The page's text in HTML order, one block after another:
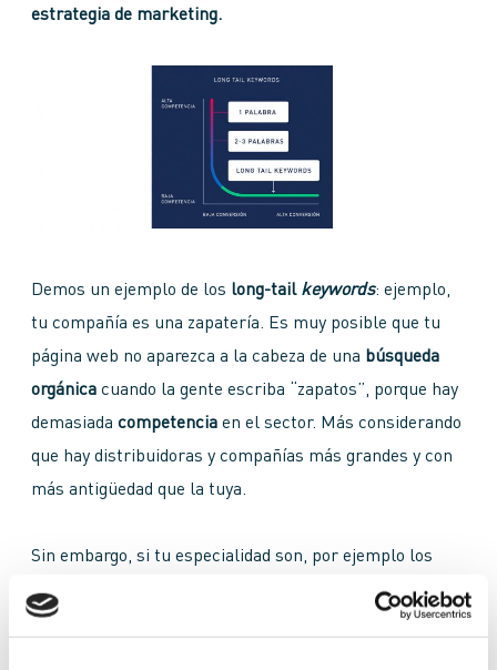
estrategia de marketing.
Demos un ejemplo de los long-tail keywords: ejemplo,
tu compañía es una zapatería. Es muy posible que tu
página web no aparezca a la cabeza de una búsqueda
orgánica cuando la gente escriba “zapatos”, porque hay
demasiada competencia en el sector. Más considerando
que hay distribuidoras y compañías más grandes y con
más antigüedad que la tuya.
Sin embargo, si tu especialidad son, por ejemplo los
“botines de piel con tacón”, entonces es buena idea
usarla como
, lo cual hará un poco